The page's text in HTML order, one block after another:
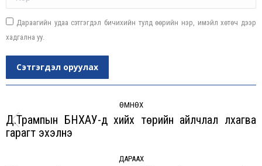
Дараагийн удаа сэтгэгдэл бичихийн тулд өөрийн нэр, имэйл хөтөч дээр
хадгална уу.
Сэтгэгдэл оруулах
ӨМНӨХ
Previous
Д.Трампын БНХАУ-д хийх төрийн айлчлал лхагва
гарагт эхэлнэ
ДАРААХ